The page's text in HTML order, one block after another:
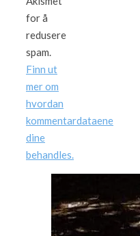
for å
redusere
spam.
Finn ut
mer om
hvordan
kommentardataene
dine
behandles.